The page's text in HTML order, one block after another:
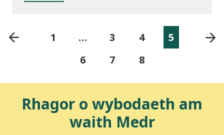
1 … 3 4
5
6
7 8
Rhagor o wybodaeth am
waith Medr